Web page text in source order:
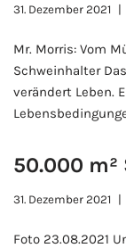
31. Dezember 2021
Mr. Morris: Vom
Schweinhalter
verändert Leben.
50.000
31. Dezember 2021
Foto 23.08.2021